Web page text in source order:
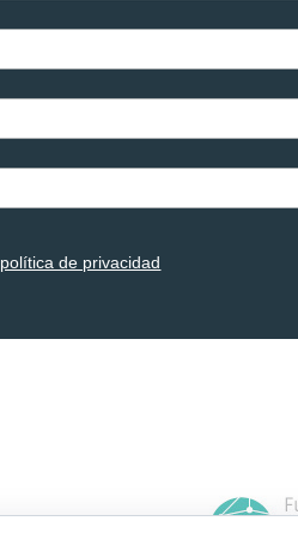
política de privacidad